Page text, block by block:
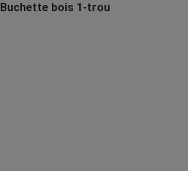
Buchette bois 1-trou